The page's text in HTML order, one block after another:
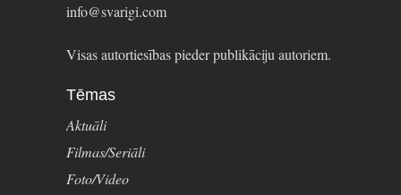
info@svarigi.com
Visas autortiesības pieder publikāciju autoriem.
Tēmas
Aktuāli
Filmas/Seriāli
Foto/Video